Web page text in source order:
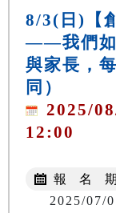
8/3(日)【
——我們如
與家長，
同）
2025/
12:00
報 名
2025/07/